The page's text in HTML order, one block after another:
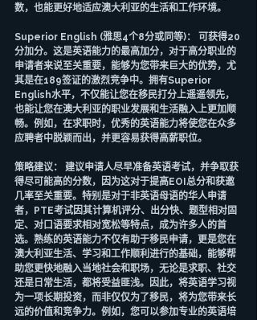
数，也能更好地适应澳大利亚的生活和工作环境。
Superior English (雅思4个8分或同等)： 可获得20
分加分。这是英语能力的最高加分，对于高分职业的
申请者来说至关重要，能够为您带来巨大的优势，尤
其是在189签证的激烈竞争中。拥有Superior
English水平，不仅能让您在移民打分上遥遥领先，
也能让您在澳大利亚的职业发展和生活融入上更加顺
畅。例如，在求职时，优秀的英语能力将使您在众多
应聘者中脱颖而出，并更容易获得高薪职位。
策略建议： 建议申请人尽早准备英语考试，并争取获
得尽可能高的分数，因为这对于提高EOI总分和获邀
几率至关重要。特别是对于非英语母语的华人申请
者，PTE考试因其计算机评分、出分快、题型相对固
定、对口语要求相对宽松等特点，成为许多人的首
选。熟练的英语能力不仅有助于移民申请，更是您在
澳大利亚生活、学习和工作顺利进行的基础，能够帮
助您更快地融入当地社会和职场，无论是求职、社交
还是日常生活，都将受益匪浅。因此，将英语学习视
为一项长期投资，而非仅仅为了移民，将为您带来长
远的价值和竞争力。例如，您可以参加专业的英语培